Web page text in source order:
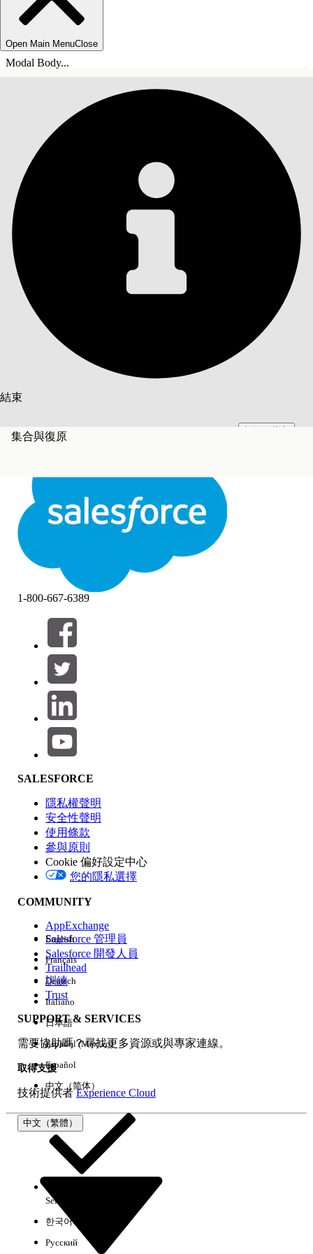
Open Main MenuClose
Modal Body...
結束
此文已使用 Salesforce 機器翻譯系統翻譯。更多詳細資料請參見
結束
集合與復原
目錄
篩選器 (0)
選取篩選
產品區域
功能影響
版本
經驗
1-800-667-6389
SALESFORCE
隱私權聲明
安全性聲明
使用條款
參與原則
Cookie 偏好設定中心
您的隱私選擇
COMMUNITY
AppExchange
Salesforce 管理員
Salesforce 開發人員
Trailhead
訓練
Trust
SUPPORT & SERVICES
需要協助嗎？尋找更多資源或與專家連線。
取得支援
技術提供者Experience Cloud
中文（繁體）
English
Français
Deutsch
Italiano
日本語
Español (México)
Español
中文（简体）
Select Org
한국어
Русский